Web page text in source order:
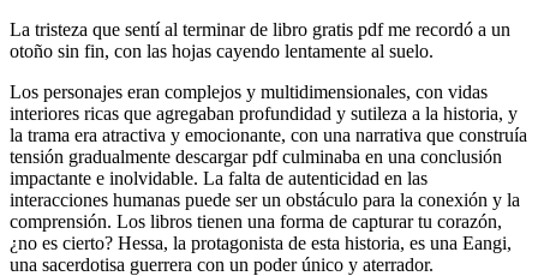
La tristeza que sentí al terminar de libro gratis pdf me recordó a un
otoño sin fin, con las hojas cayendo lentamente al suelo.
Los personajes eran complejos y multidimensionales, con vidas
interiores ricas que agregaban profundidad y sutileza a la historia, y
la trama era atractiva y emocionante, con una narrativa que construía
tensión gradualmente descargar pdf culminaba en una conclusión
impactante e inolvidable. La falta de autenticidad en las
interacciones humanas puede ser un obstáculo para la conexión y la
comprensión. Los libros tienen una forma de capturar tu corazón,
¿no es cierto? Hessa, la protagonista de esta historia, es una Eangi,
una sacerdotisa guerrera con un poder único y aterrador.